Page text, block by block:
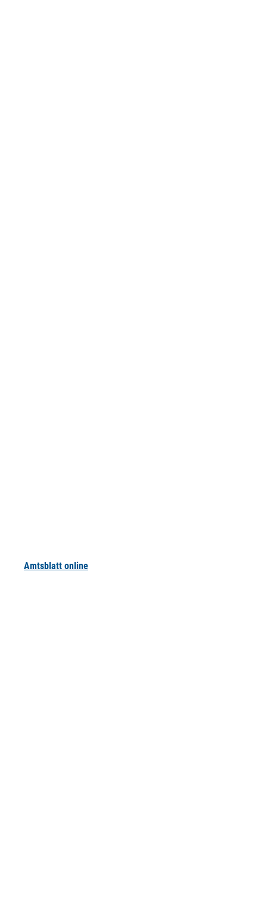
Amtsblatt online